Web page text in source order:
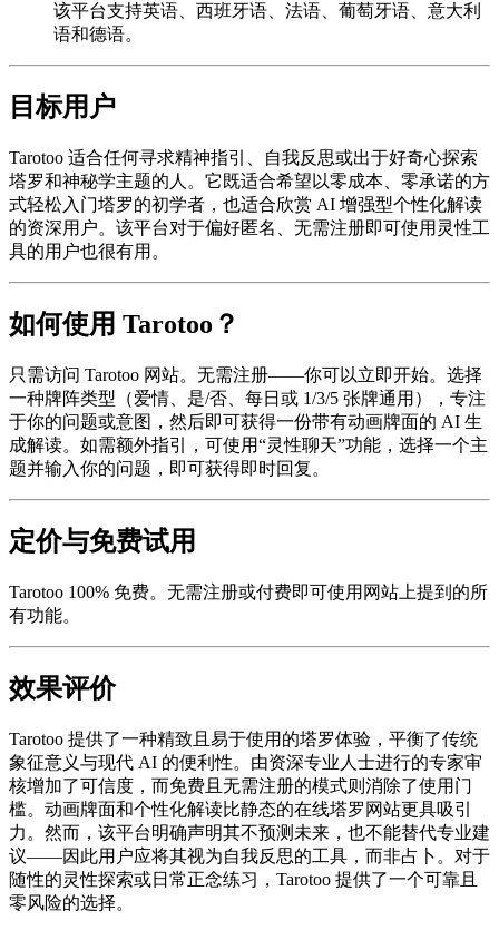
该平台支持英语、西班牙语、法语、葡萄牙语、意大利
语和德语。
目标用户
Tarotoo 适合任何寻求精神指引、自我反思或出于好奇心探索
塔罗和神秘学主题的人。它既适合希望以零成本、零承诺的方
式轻松入门塔罗的初学者，也适合欣赏 AI 增强型个性化解读
的资深用户。该平台对于偏好匿名、无需注册即可使用灵性工
具的用户也很有用。
如何使用 Tarotoo？
只需访问 Tarotoo 网站。无需注册——你可以立即开始。选择
一种牌阵类型（爱情、是/否、每日或 1/3/5 张牌通用），专注
于你的问题或意图，然后即可获得一份带有动画牌面的 AI 生
成解读。如需额外指引，可使用“灵性聊天”功能，选择一个主
题并输入你的问题，即可获得即时回复。
定价与免费试用
Tarotoo 100% 免费。无需注册或付费即可使用网站上提到的所
有功能。
效果评价
Tarotoo 提供了一种精致且易于使用的塔罗体验，平衡了传统
象征意义与现代 AI 的便利性。由资深专业人士进行的专家审
核增加了可信度，而免费且无需注册的模式则消除了使用门
槛。动画牌面和个性化解读比静态的在线塔罗网站更具吸引
力。然而，该平台明确声明其不预测未来，也不能替代专业建
议——因此用户应将其视为自我反思的工具，而非占卜。对于
随性的灵性探索或日常正念练习，Tarotoo 提供了一个可靠且
零风险的选择。